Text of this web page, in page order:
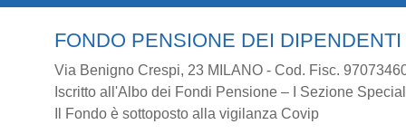
FONDO PENSIONE DEI
Via Benigno Crespi, 23 MILANO - Cod. Fisc.
Iscritto all'Albo dei Fondi Pensione – I Sezione
Il Fondo è sottoposto alla vigilanza Covip